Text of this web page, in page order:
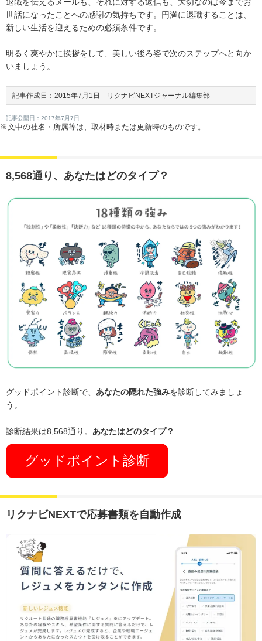
世話になったことへの感謝の気持ちです。円満に退職することは、
新しい生活を迎えるための必須条件です。
明るく爽やかに挨拶をして、美しい後ろ姿で次のステップへと向か
いましょう。
記事作成日：2015年7月1日 リクナビNEXTジャーナル編集部
記事公開日：2017年7月7日
※文中の社名・所属等は、取材時または更新時のものです。
8,568通り、あなたはどのタイプ？
グッドポイント診断で、 あなたの隠れた強みを診断してみましょ
う。
診断結果は8,568通り。 あなたはどのタイプ？
グッドポイント診断
リクナビNEXTで応募書類を自動作成